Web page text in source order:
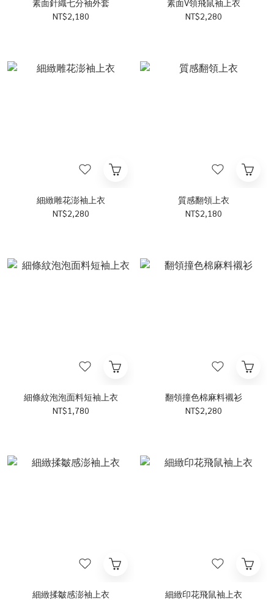
素面針織七分袖外套
NT$2,180
素面V領飛鼠袖上衣
NT$2,280
細緻雕花澎袖上衣
NT$2,280
質感翻領上衣
NT$2,180
細條紋泡泡面料短袖上衣
NT$1,780
翻領撞色棉麻料襯衫
NT$2,280
細緻揉皺感澎袖上衣 細緻印花飛鼠袖上衣